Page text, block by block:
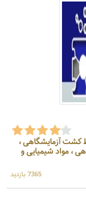
و محیط کشت آزمایشگاهی ،
، مواد شیمیایی و
7365 بازدید